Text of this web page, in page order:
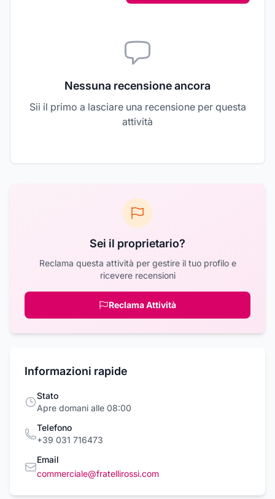
Nessuna recensione ancora
Sii il primo a lasciare una recensione per questa
attività
Sei il proprietario?
Reclama questa attività per gestire il tuo profilo e
ricevere recensioni
Reclama Attività
Informazioni rapide
Stato
Apre domani alle 08:00
Telefono
+39 031 716473
Email
commerciale@fratellirossi.com